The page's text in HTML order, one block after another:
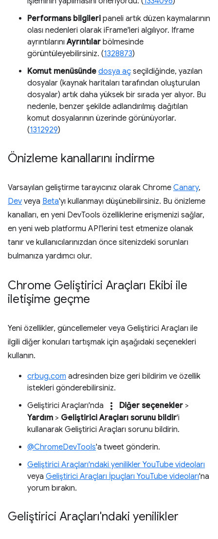
Performans bilgileri paneli artık düzen kaymalarının
olası nedenleri olarak iFrame'leri algılıyor. Iframe
ayrıntılarınıAyrıntılar bölmesinde
görüntüleyebilirsiniz. (1328873)
Komut menüsünde dosya aç seçildiğinde, yazılan
dosyalar (kaynak haritaları tarafından oluşturulan
dosyalar) artık daha yüksek bir sırada yer alıyor. Bu
nedenle, benzer şekilde adlandırılmış dağıtılan
komut dosyalarının üzerinde görünüyorlar.
(1312929)
Önizleme kanallarını indirme
Varsayılan geliştirme tarayıcınız olarak Chrome Canary,
Dev veya Beta'yı kullanmayı düşünebilirsiniz. Bu önizleme
kanalları, en yeni DevTools özelliklerine erişmenizi sağlar,
en yeni web platformu API'lerini test etmenize olanak
tanır ve kullanıcılarınızdan önce sitenizdeki sorunları
bulmanıza yardımcı olur.
Chrome Geliştirici Araçları Ekibi ile
iletişime geçme
Yeni özellikler, güncellemeler veya Geliştirici Araçları ile
ilgili diğer konuları tartışmak için aşağıdaki seçenekleri
kullanın.
crbug.com adresinden bize geri bildirim ve özellik
istekleri gönderebilirsiniz.
Geliştirici Araçları'nda
more_vert Diğer seçenekler >
Yardım > Geliştirici Araçları sorunu bildir'i
kullanarak Geliştirici Araçları sorunu bildirin.
@ChromeDevTools'a tweet gönderin.
Geliştirici Araçları'ndaki yenilikler YouTube videoları
veya Geliştirici Araçları İpuçları YouTube videoları'na
yorum bırakın.
Geliştirici Araçları'ndaki yenilikler